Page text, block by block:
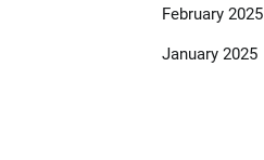
February 2025
January 2025